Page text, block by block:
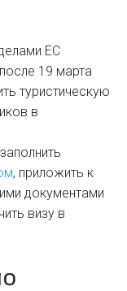
ЕС
19 марта
туристическую
в
, приложить к
документами
визу в